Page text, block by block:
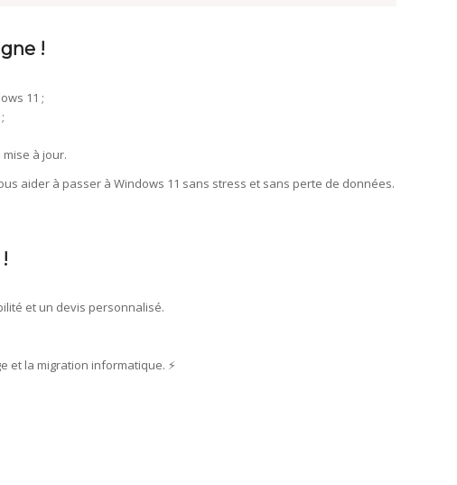
!
11 ;
à jour.
aider à passer à Windows 11 sans stress et sans perte de données.
et un devis personnalisé.
et la migration informatique. ⚡